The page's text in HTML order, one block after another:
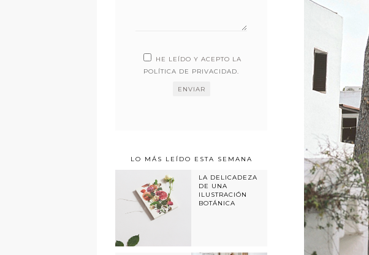
HE LEÍDO Y ACEPTO LA
POLÍTICA DE PRIVACIDAD.
LO MÁS LEÍDO ESTA SEMANA
LA DELICADEZA
DE UNA
ILUSTRACIÓN
BOTÁNICA